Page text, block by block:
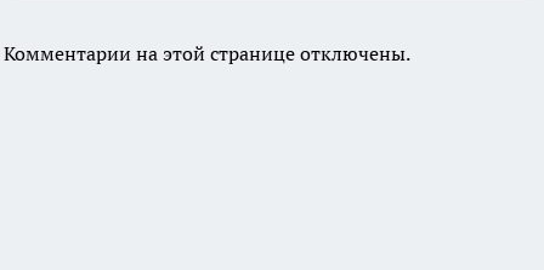
Комментарии на этой странице отключены.